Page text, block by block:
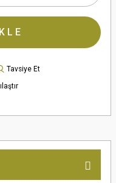
Tavsiye Et